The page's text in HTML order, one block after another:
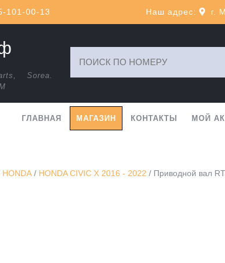
101-00-13 Наш адрес: г.
Sorea.
ГЛАВНАЯ МАГАЗИН КОНТАКТЫ МОЙ
HONDA / HONDA CIVIC X 2016 - 2022 / Приводной вал